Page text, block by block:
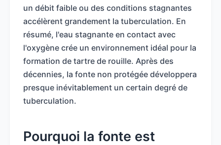
un débit faible ou des conditions stagnantes
accélèrent grandement la tuberculation. En
résumé, l'eau stagnante en contact avec
l'oxygène crée un environnement idéal pour la
formation de tartre de rouille. Après des
décennies, la fonte non protégée développera
presque inévitablement un certain degré de
tuberculation.
Pourquoi la fonte est